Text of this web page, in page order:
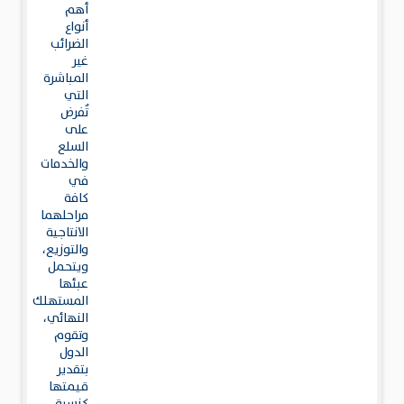
أهم
أنواع
الضرائب
غير
المباشرة
التي
تٌفرض
على
السلع
والخدمات
في
كافة
مراحلهما
الانتاجية
والتوزيع،
ويتحمل
عبئها
المستهلك
النهائي،
وتقوم
الدول
بتقدير
قيمتها